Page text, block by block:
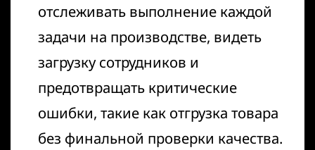
отслеживать выполнение каждой
задачи на производстве, видеть
загрузку сотрудников и
предотвращать критические
ошибки, такие как отгрузка товара
без финальной проверки качества.